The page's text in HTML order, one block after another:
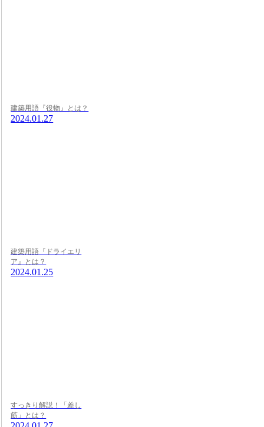
建築用語『役物』とは？
2024.01.27
建築用語『ドライエリ
ア』とは？
2024.01.25
すっきり解説！「差し
筋」とは？